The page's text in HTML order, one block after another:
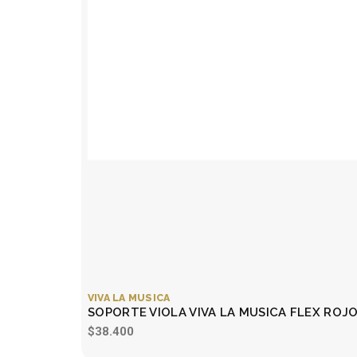
VIVA LA MUSICA
SOPORTE VIOLA VIVA LA MUSICA FLEX
$38.400